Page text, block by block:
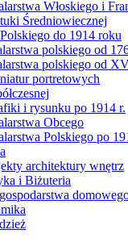
Włoskiego i
Średniowiecznej
do 1914 roku
polskiego od
polskiego od
portretowych
i rysunku po 1914 r.
Obcego
Polskiego po
architektury wnętrz
i Biżuteria